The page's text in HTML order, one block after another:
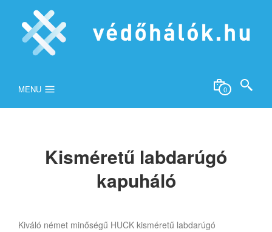
MENU 0
Kisméretű labdarúgó
kapuháló
Kiváló német minőségű HUCK kisméretű labdarúgó